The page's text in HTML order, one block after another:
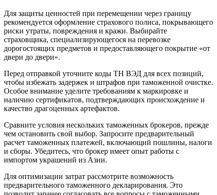
Для защиты ценностей при перемещении через границу
рекомендуется оформление страхового полиса, покрывающего
риски утраты, повреждения и кражи. Выбирайте
страховщика, специализирующегося на перевозке
дорогостоящих предметов и предоставляющего покрытие «от
двери до двери».
Перед отправкой уточните коды ТН ВЭД для всех позиций,
чтобы избежать задержек и штрафов при таможенной очистке.
Особое внимание уделите требованиям к маркировке и
наличию сертификатов, подтверждающих происхождение и
качество драгоценных артефактов.
Сравните условия нескольких таможенных брокеров, прежде
чем остановить свой выбор. Запросите предварительный
расчет таможенных платежей, включающий пошлины, налоги
и сборы. Убедитесь, что брокер имеет опыт работы с
импортом украшений из Азии.
Для оптимизации затрат рассмотрите возможность
предварительного таможенного декларирования. Это